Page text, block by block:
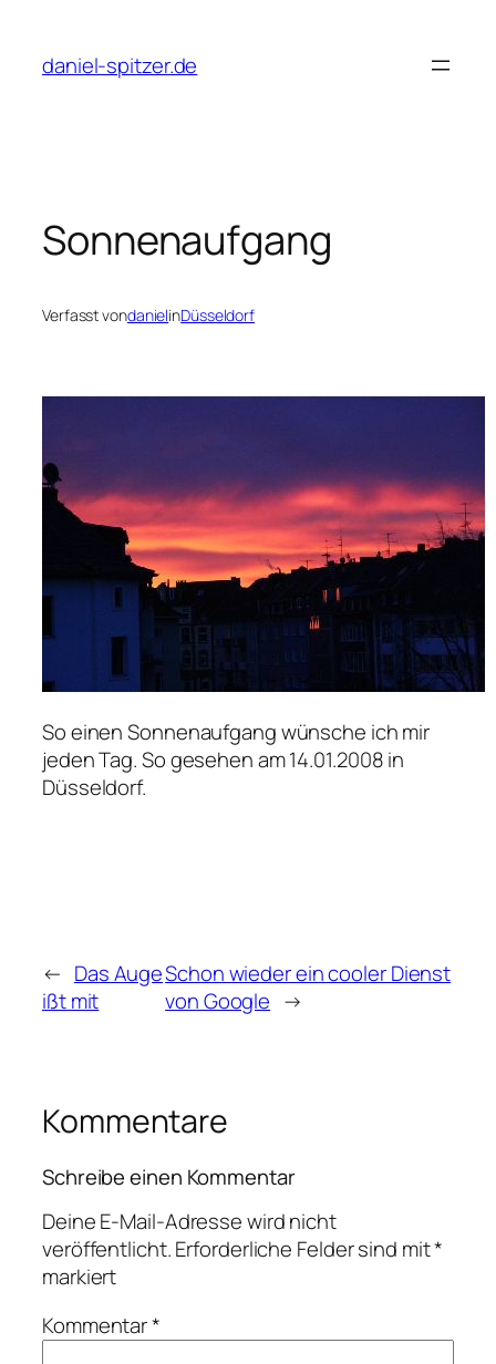
springen
daniel-spitzer.de
Sonnenaufgang
Verfasst vondanielinDüsseldorf
So einen Sonnenaufgang wünsche ich mir
jeden Tag. So gesehen am 14.01.2008 in
Düsseldorf.
← Das Auge
ißt mit
Schon wieder ein cooler Dienst
von Google →
Kommentare
Schreibe einen Kommentar
Deine E-Mail-Adresse wird nicht
veröffentlicht.Erforderliche Felder sind mit*
markiert
Kommentar*